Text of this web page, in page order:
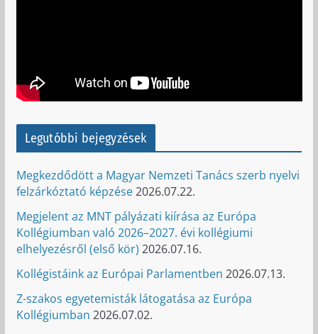
Legutóbbi bejegyzések
Megkezdődött a Magyar Nemzeti Tanács szerb nyelvi
felzárkóztató képzése2026.07.22.
Megjelent az MNT pályázati kiírása az Európa
Kollégiumban való 2026–2027. évi kollégiumi
elhelyezésről (első kör) 2026.07.16.
Kollégistáink az Európai Parlamentben 2026.07.13.
Z-szakos egyetemisták látogatása az Európa
Kollégiumban 2026.07.02.